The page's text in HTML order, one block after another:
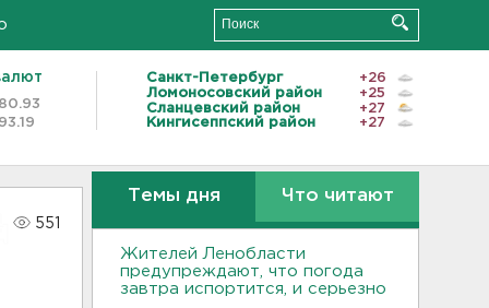
80.93
93.19
Санкт-Петербург
+26
Ломоносовский район
+25
Сланцевский район
+27
Кингисеппский район
+27
551
Темы дня Что читают
Жителей Ленобласти
предупреждают, что погода
завтра испортится, и серьезно